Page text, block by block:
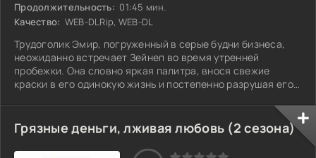
Продолжительность: 01:45 мин.
Качество: WEB-DLRip, WEB-DL
Трудоголик Эмир, погруженный в серые будни бизнеса,
неожиданно встречает Зейнеп во время утренней
пробежки. Она словно яркая палитра, внося свежие
краски в его одинокую жизнь и постепенно разрушая его
жизнерадостной Зейнеп есть свои тайны и травмы,
которые она старается скрыть. Их отношения
развиваются, но на горизонте появляются тени,
способные разрушить вновь обретенное счастье. Смогут
Грязные деньги, лживая любовь (2 сезона)